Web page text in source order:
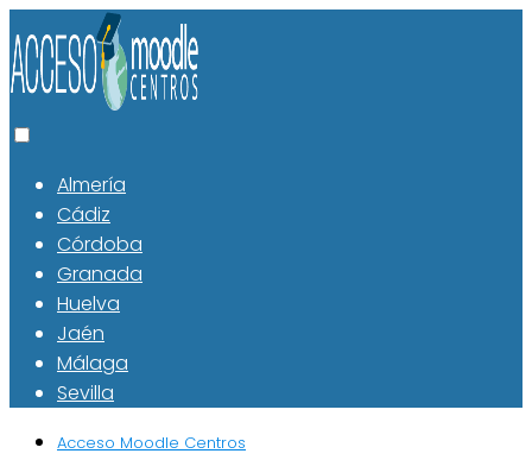
Almería
Cádiz
Córdoba
Granada
Huelva
Jaén
Málaga
Sevilla
Acceso Moodle Centros